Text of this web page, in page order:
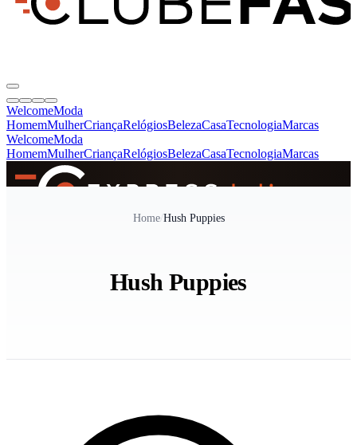
WelcomeModa
HomemMulherCriançaRelógiosBelezaCasaTecnologiaMarcas
WelcomeModa
HomemMulherCriançaRelógiosBelezaCasaTecnologiaMarcas
Home/Hush Puppies
Hush Puppies